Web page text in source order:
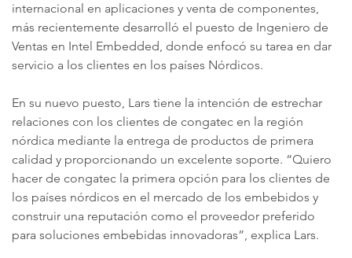
internacional en aplicaciones y venta de componentes,
más recientemente desarrolló el puesto de Ingeniero de
Ventas en Intel Embedded, donde enfocó su tarea en dar
servicio a los clientes en los países Nórdicos.
En su nuevo puesto, Lars tiene la intención de estrechar
relaciones con los clientes de congatec en la región
nórdica mediante la entrega de productos de primera
calidad y proporcionando un excelente soporte. “Quiero
hacer de congatec la primera opción para los clientes de
los países nórdicos en el mercado de los embebidos y
construir una reputación como el proveedor preferido
para soluciones embebidas innovadoras”, explica Lars.